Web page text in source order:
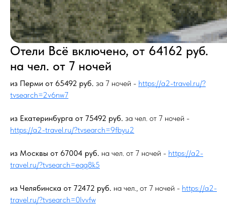
Отели Всё включено, от 64162 руб.
на чел. от 7 ночей
из Перми от 65492 руб. за 7 ночей - https://a2-travel.ru/?
tvsearch=2v6nw7
из Екатеринбурга от 75492 руб. за чел. от 7 ночей -
https://a2-travel.ru/?tvsearch=9fbyu2
из Москвы от 67004 руб. на чел. от 7 ночей - https://a2-
travel.ru/?tvsearch=eqq8k5
из Челябинска от 72472 руб. на чел., от 7 ночей - https://a2-
travel.ru/?tvsearch=0lvvfw
Подбор тура с личным
турагентом
Подбор тура с менеджером
Делегируйте подбор тура
личному менеджеру